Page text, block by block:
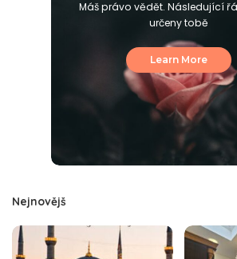
Máš právo vědět. Následující
určeny tobě
Learn More
Nejnovějš